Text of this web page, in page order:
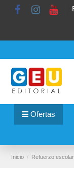
Ofertas
Inicio Refuerzo escolar